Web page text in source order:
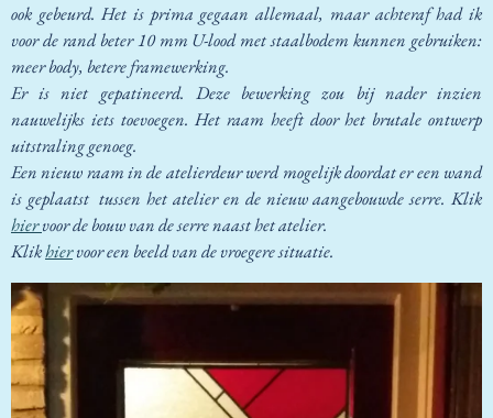
ook gebeurd. Het is prima gegaan allemaal, maar achteraf had ik
voor de rand beter 10 mm U-lood met staalbodem kunnen gebruiken:
meer body, betere framewerking.
Er is niet gepatineerd. Deze bewerking zou bij nader inzien
nauwelijks iets toevoegen. Het raam heeft door het brutale ontwerp
uitstraling genoeg.
Een nieuw raam in de atelierdeur werd mogelijk doordat er een wand
is geplaatst tussen het atelier en de nieuw aangebouwde serre. Klik
hiervoor de bouw van de serre naast het atelier.
Klikhiervoor een beeld van de vroegere situatie.